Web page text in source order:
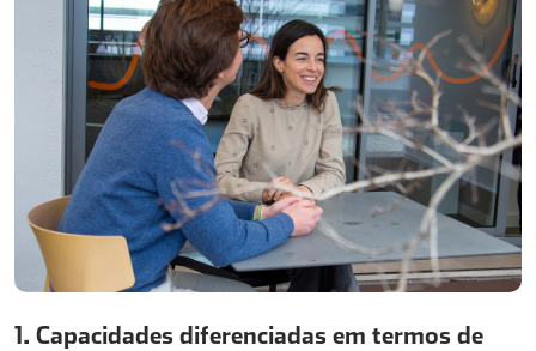
1. Capacidades diferenciadas em termos de